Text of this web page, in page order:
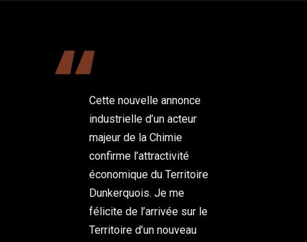
Cette nouvelle annonce
industrielle d’un acteur
majeur de la Chimie
confirme l’attractivité
économique du Territoire
Dunkerquois. Je me
félicite de l’arrivée sur le
Territoire d’un nouveau